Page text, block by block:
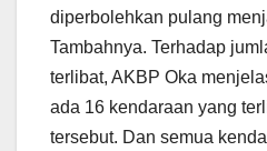
diperbolehkan pulang
Tambahnya. Terhadap
terlibat, AKBP Oka
ada 16 kendaraan yang
tersebut. Dan semua